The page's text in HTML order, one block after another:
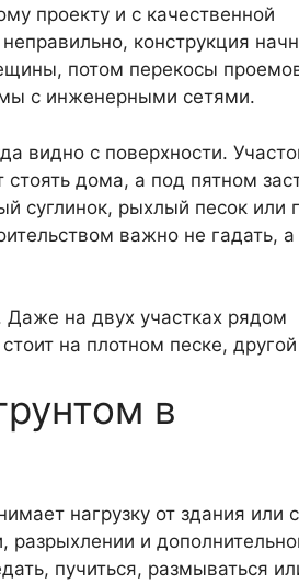
проекту и с качественной
конструкция
потом перекосы
с инженерными сетями.
видно с поверхности.
дома, а под пятном
суглинок, рыхлый песок или
важно не гадать, а
Даже на двух участках рядом
на плотном песке,
в
нагрузку от здания или
разрыхлении и
пучиться, размываться